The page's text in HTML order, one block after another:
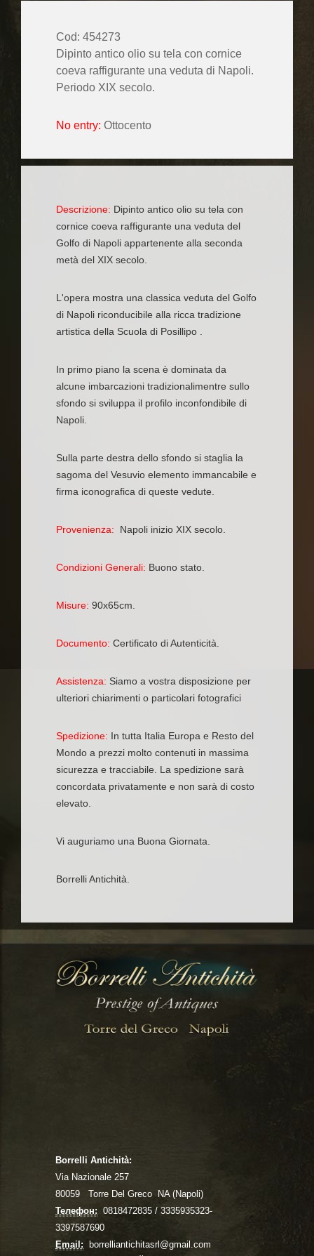
Cod: 454273
Dipinto antico olio su tela con cornice
coeva raffigurante una veduta di Napoli.
Periodo XIX secolo.
No entry: Ottocento
Descrizione: Dipinto antico olio su tela con
cornice coeva raffigurante una veduta del
Golfo di Napoli appartenente alla seconda
metà del XIX secolo.
L'opera mostra una classica veduta del Golfo
di Napoli riconducibile alla ricca tradizione
artistica della Scuola di Posillipo .
In primo piano la scena è dominata da
alcune imbarcazioni tradizionalimentre sullo
sfondo si sviluppa il profilo inconfondibile di
Napoli.
Sulla parte destra dello sfondo si staglia la
sagoma del Vesuvio elemento immancabile e
firma iconografica di queste vedute.
Provenienza: Napoli inizio XIX secolo.
Condizioni Generali: Buono stato.
Misure: 90x65cm.
Documento: Certificato di Autenticità.
Assistenza: Siamo a vostra disposizione per
ulteriori chiarimenti o particolari fotografici
Spedizione: In tutta Italia Europa e Resto del
Mondo a prezzi molto contenuti in massima
sicurezza e tracciabile. La spedizione sarà
concordata privatamente e non sarà di costo
elevato.
Vi auguriamo una Buona Giornata.
Borrelli Antichità.
Borrelli Antichità:
Via Nazionale 257
80059 Torre Del Greco NA (Napoli)
Телефон: 0818472835 / 3335935323-
3397587690
Email: borrelliantichitasrl@gmail.com